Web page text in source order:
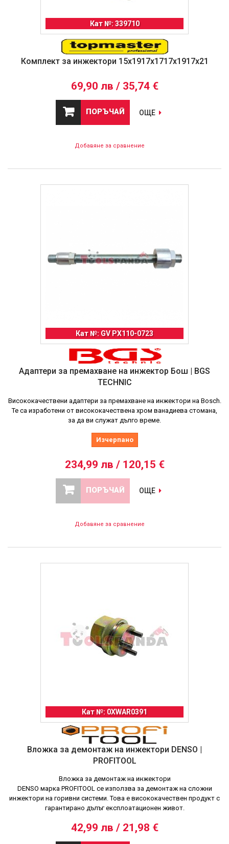
Кат №: 339710
Комплект за инжектори 15x1917x1717x1917x21
69,90 лв / 35,74 €
ПОРЪЧАЙ ОЩЕ
Добавяне за сравнение
Кат №: GV PX110-0723
Адаптери за премахване на инжектор Бош | BGS
TECHNIC
Висококачествени адаптери за премахване на инжектори на Bosch.
Те са изработени от висококачествена хром ванадиева стомана,
за да ви служат дълго време.
Изчерпано
234,99 лв / 120,15 €
ПОРЪЧАЙ ОЩЕ
Добавяне за сравнение
Кат №: 0XWAR0391
Вложка за демонтаж на инжектори DENSO |
PROFITOOL
Вложка за демонтаж на инжектори
DENSO марка PROFITOOL се използва за демонтаж на сложни
инжектори на горивни системи. Това е висококачествен продукт с
гарантирано дълъг експлоатационен живот.
42,99 лв / 21,98 €